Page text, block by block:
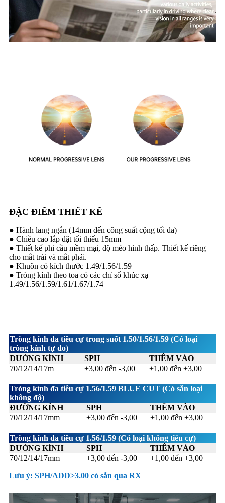
ĐẶC ĐIỂM THIẾT KẾ
● Hành lang ngắn (14mm đến công suất cộng tối đa)
● Chiều cao lắp đặt tối thiểu 15mm
● Thiết kế phi cầu mềm mại, độ méo hình thấp. Thiết kế riêng
cho mắt trái và mắt phải.
● Khuôn có kích thước 1.49/1.56/1.59
● Tròng kính theo toa có các chỉ số khúc xạ
1.49/1.56/1.59/1.61/1.67/1.74
Tròng kính đa tiêu cự trong suốt 1.50/1.56/1.59 (Có loại
tròng kính tự do)
ĐƯỜNG KÍNH
SPH
THÊM VÀO
70/12/14/17m
+3,00 đến -3,00 +1,00 đến +3,00
Tròng kính đa tiêu cự 1.56/1.59 BLUE CUT (Có sẵn loại
không độ)
ĐƯỜNG KÍNH
SPH
THÊM VÀO
70/12/14/17mm
+3,00 đến -3,00 +1,00 đến +3,00
Tròng kính đa tiêu cự 1.56/1.59 (Có loại không tiêu cự)
ĐƯỜNG KÍNH
SPH
THÊM VÀO
70/12/14/17mm
+3,00 đến -3,00 +1,00 đến +3,00
Lưu ý: SPH/ADD>3.00 có sẵn qua RX